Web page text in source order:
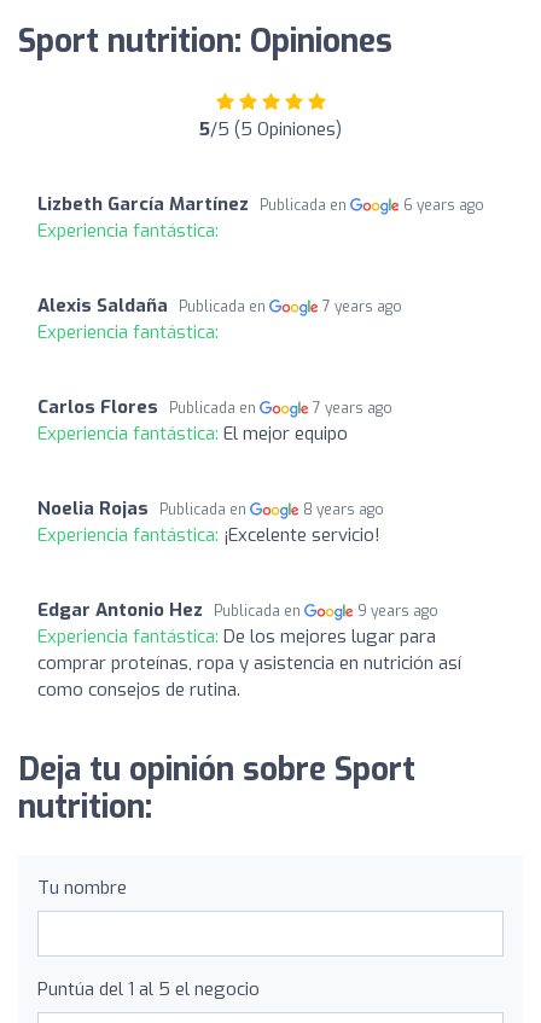
Sport nutrition: Opiniones
5/5 (5 Opiniones)
Lizbeth García Martínez Publicada en 6 years ago
Experiencia fantástica:
Alexis Saldaña Publicada en 7 years ago
Experiencia fantástica:
Carlos Flores Publicada en 7 years ago
Experiencia fantástica: El mejor equipo
Noelia Rojas Publicada en 8 years ago
Experiencia fantástica: ¡Excelente servicio!
Edgar Antonio Hez Publicada en 9 years ago
Experiencia fantástica: De los mejores lugar para
comprar proteínas, ropa y asistencia en nutrición así
como consejos de rutina.
Deja tu opinión sobre Sport
nutrition:
Tu nombre
Puntúa del 1 al 5 el negocio